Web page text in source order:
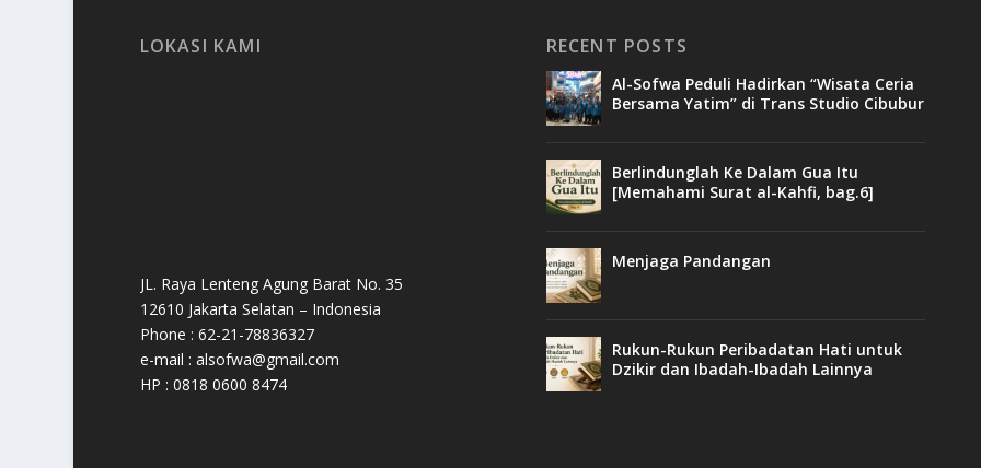
LOKASI KAMI
JL. Raya Lenteng Agung Barat No. 35
12610 Jakarta Selatan – Indonesia
Phone : 62-21-78836327
e-mail : alsofwa@gmail.com
HP : 0818 0600 8474
RECENT POSTS
Al-Sofwa Peduli Hadirkan “Wisata Ceria
Bersama Yatim” di Trans Studio Cibubur
Berlindunglah Ke Dalam Gua Itu
[Memahami Surat al-Kahfi, bag.6]
Menjaga Pandangan
Rukun-Rukun Peribadatan Hati untuk
Dzikir dan Ibadah-Ibadah Lainnya